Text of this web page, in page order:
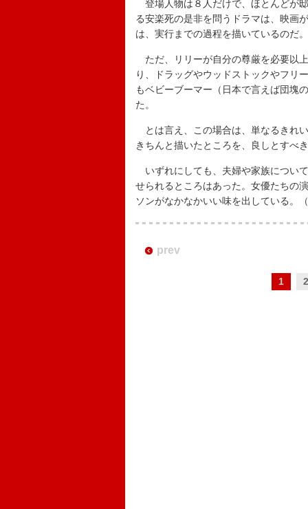
登場人物は８人だけで、ほとんどが
る安楽死の是非を問うドラマは、映画
は、実行までの過程を描いているのだ。
ただ、リリーが自分の尊厳を必要以
り、ドラッグやウッドストックやフリ
もベビーブーマー（日本で言えば団塊
た。
とは言え、この場合は、単なるきれ
きちんと描いたところを、良しとすべ
いずれにしても、夫婦や家族につい
せられるところはあった。女優たちの
ソンがなかなかいい味を出している。
prev
1 2